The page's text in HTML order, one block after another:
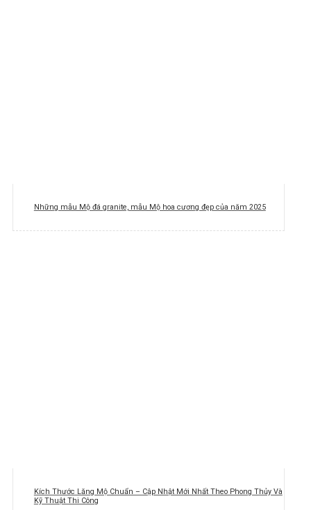
Những mẫu Mộ đá granite, mẫu Mộ hoa cương đẹp của năm 2025
Kích Thước Lăng Mộ Chuẩn – Cập Nhật Mới Nhất Theo Phong Thủy Và
Kỹ Thuật Thi Công